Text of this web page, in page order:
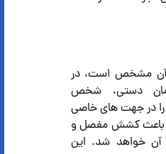
آن مشخص است، در
دستی، شخص
را در جهت های خاصی
باعث کشش مفصل و
آن خواهد شد. این